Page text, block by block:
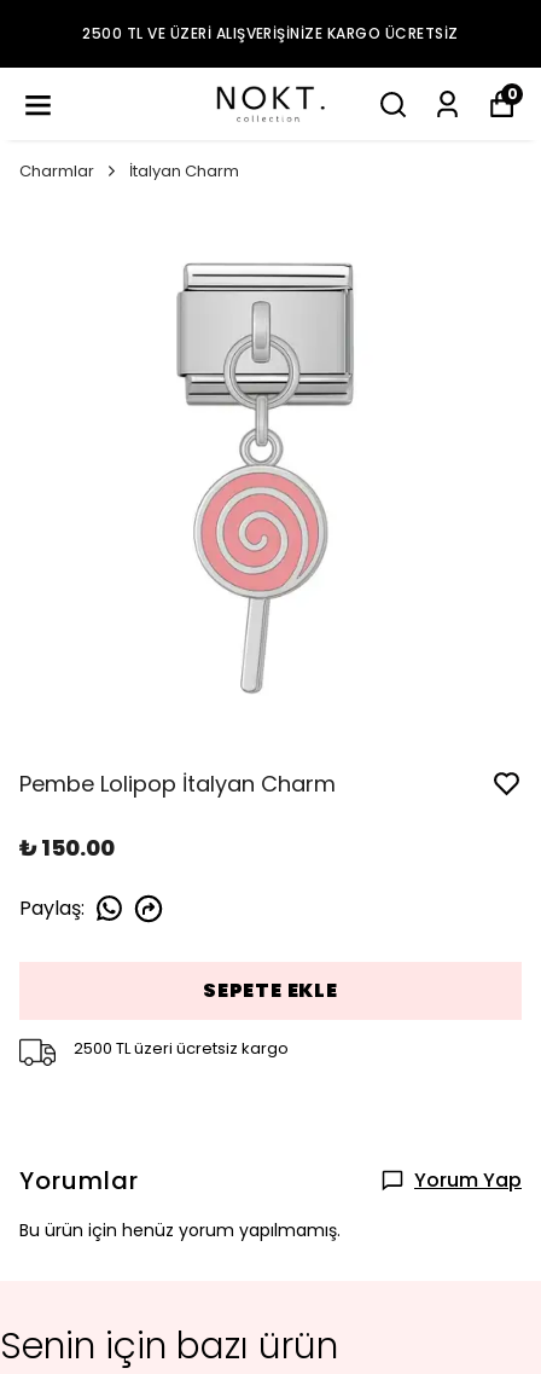
2500 TL VE ÜZERI ALIŞVERIŞINIZE KARGO ÜCRETSIZ
0
Charmlar İtalyan Charm
Pembe Lolipop İtalyan Charm
₺ 150.00
Paylaş:
SEPETE EKLE
2500 TL üzeri ücretsiz kargo
Yorumlar Yorum Yap
Bu ürün için henüz yorum yapılmamış.
Senin için bazı ürün